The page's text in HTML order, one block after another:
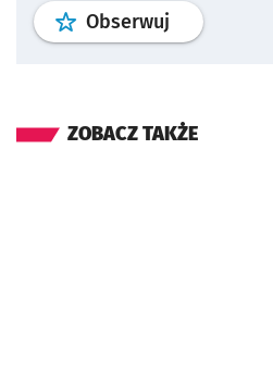
Obserwuj profil
ZOBACZ TAKŻE